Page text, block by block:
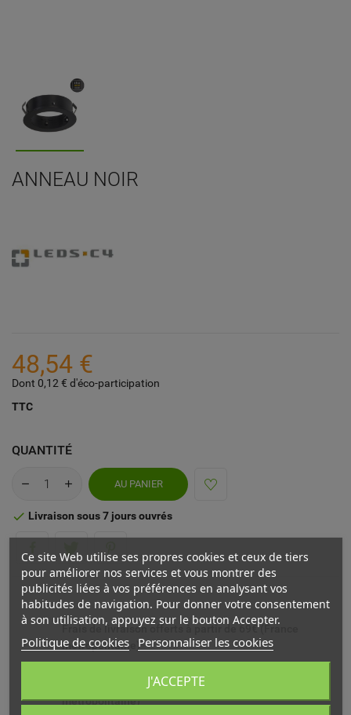
ANNEAU NOIR
48,54 €
Dont 0,12 € d'éco-participation
TTC
QUANTITÉ
AU PANIER
 Livraison sous 7 jours ouvrés
Frais de livraison offerts à partir de 69€ (France
métropolitaine)
Livré chez vous ou en point relais (France
métropolitaine)
Ce site Web utilise ses propres cookies et ceux de tiers
pour améliorer nos services et vous montrer des
publicités liées à vos préférences en analysant vos
habitudes de navigation. Pour donner votre consentement
à son utilisation, appuyez sur le bouton Accepter.
Politique de cookies Personnaliser les cookies
J'ACCEPTE